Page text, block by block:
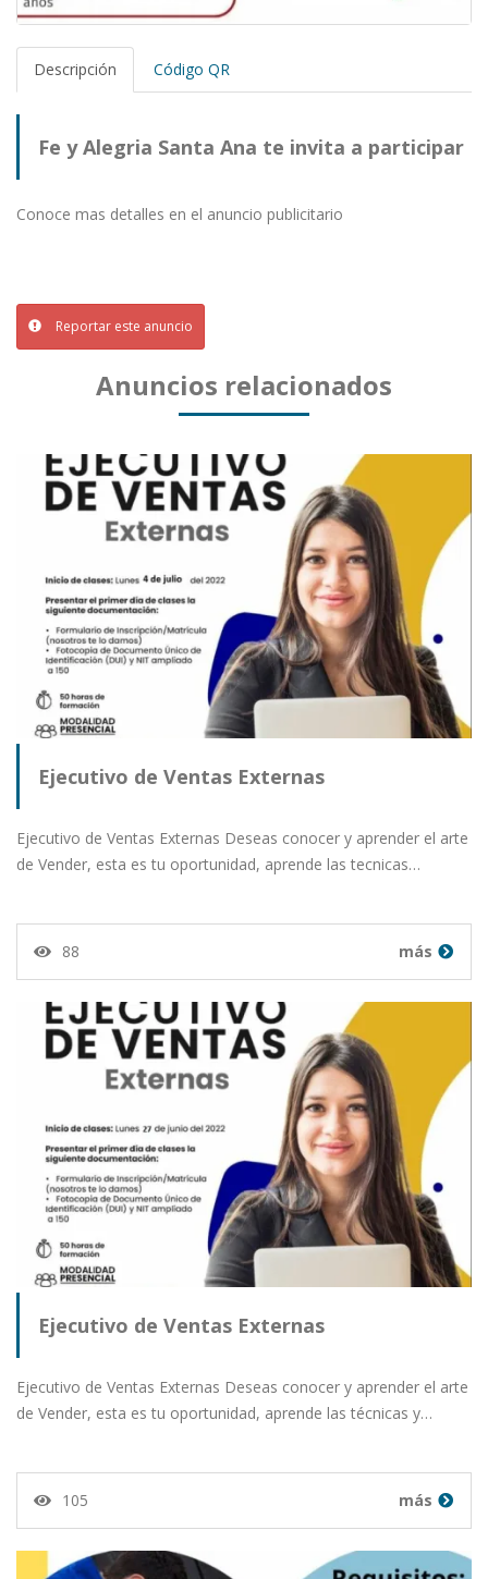
Descripción Código QR
Fe y Alegria Santa Ana te invita a participar
del curso "Elaboracion de Pan frances"
Conoce mas detalles en el anuncio publicitario
Reportar este anuncio
Anuncios relacionados
Ejecutivo de Ventas Externas
Ejecutivo de Ventas Externas Deseas conocer y aprender el arte
de Vender, esta es tu oportunidad, aprende las tecnicas…
88 más
Ejecutivo de Ventas Externas
Ejecutivo de Ventas Externas Deseas conocer y aprender el arte
de Vender, esta es tu oportunidad, aprende las técnicas y…
105 más